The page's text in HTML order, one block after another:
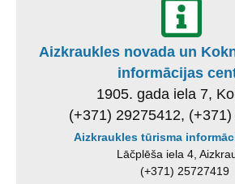
Aizkraukles novada un
informācijas
1905. gada iela 7,
(+371) 29275412,
Aizkraukles tūrisma
Lāčplēša iela 4,
(+371) 25727419